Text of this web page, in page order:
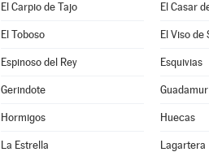
El Carpio de Tajo El Casar
El Toboso El Viso de
Espinoso del Rey Esquivias
Gerindote Guadamur
Hormigos Huecas
La Estrella Lagartera